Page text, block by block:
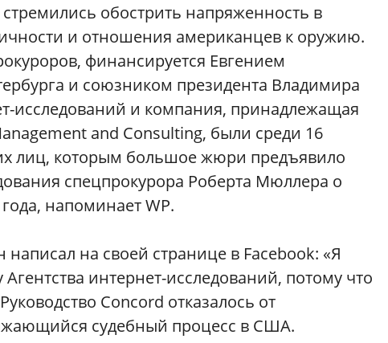
обострить напряженность в
и отношения американцев к оружию.
финансируется Евгением
и союзником президента Владимира
исследований и компания, принадлежащая
and Consulting, были среди 16
лиц, которым большое жюри предъявило
спецпрокурора Роберта Мюллера о
напоминает WP.
на своей странице в Facebook: «Я
интернет-исследований, потому что
Concord отказалось от
судебный процесс в США.